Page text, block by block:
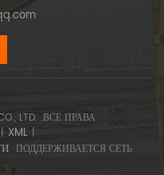
LTD. .ВСЕ ПРАВА
| XML |
ПОДДЕРЖИВАЕТСЯ СЕТЬ